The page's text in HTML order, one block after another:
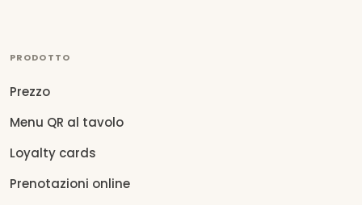
PRODOTTO
Prezzo
Menu QR al tavolo
Loyalty cards
Prenotazioni online